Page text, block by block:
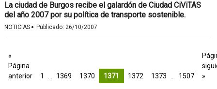
La ciudad de Burgos recibe el galardón de Ciudad CiViTAS
del año 2007 por su política de transporte sostenible.
NOTICIAS · Publicado: 26/10/2007
«
Página
anterior
1 1369 1370 1371 1372 1373 1507
»